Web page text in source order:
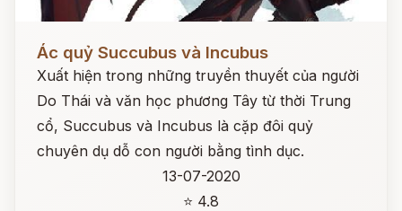
Đọc ngay
Ác quỷ Succubus và Incubus
Xuất hiện trong những truyền thuyết của người
Do Thái và văn học phương Tây từ thời Trung
cổ, Succubus và Incubus là cặp đôi quỷ
chuyên dụ dỗ con người bằng tình dục.
13-07-2020
⭐ 4.8